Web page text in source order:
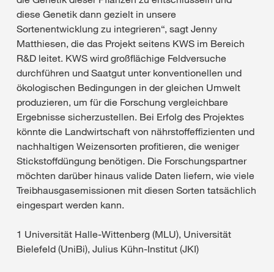
diese Genetik dann gezielt in unsere
Sortenentwicklung zu integrieren“, sagt Jenny
Matthiesen, die das Projekt seitens KWS im Bereich
R&D leitet. KWS wird großflächige Feldversuche
durchführen und Saatgut unter konventionellen und
ökologischen Bedingungen in der gleichen Umwelt
produzieren, um für die Forschung vergleichbare
Ergebnisse sicherzustellen. Bei Erfolg des Projektes
könnte die Landwirtschaft von nährstoffeffizienten und
nachhaltigen Weizensorten profitieren, die weniger
Stickstoffdüngung benötigen. Die Forschungspartner
möchten darüber hinaus valide Daten liefern, wie viele
Treibhausgasemissionen mit diesen Sorten tatsächlich
eingespart werden kann.
1 Universität Halle-Wittenberg (MLU), Universität
Bielefeld (UniBi), Julius Kühn-Institut (JKI)